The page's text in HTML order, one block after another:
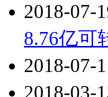
2018-07-
8.76亿可
2018-07-
2018-03-